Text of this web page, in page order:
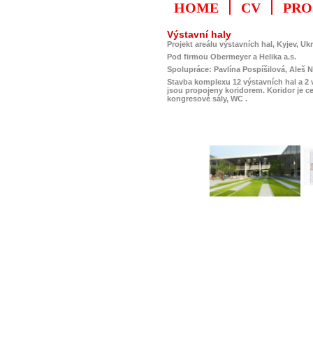
HOME CV
Výstavní haly
Projekt areálu výstavních hal, Kyjev,
Pod firmou Obermeyer a Helika a.s.
Spolupráce: Pavlína Pospíšilová, Aleš
Stavba komplexu 12 výstavních hal a
jsou propojeny koridorem. Koridor je
kongresové sály, WC .